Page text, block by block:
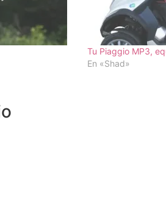
Tu Piaggio MP3,
En «Shad»